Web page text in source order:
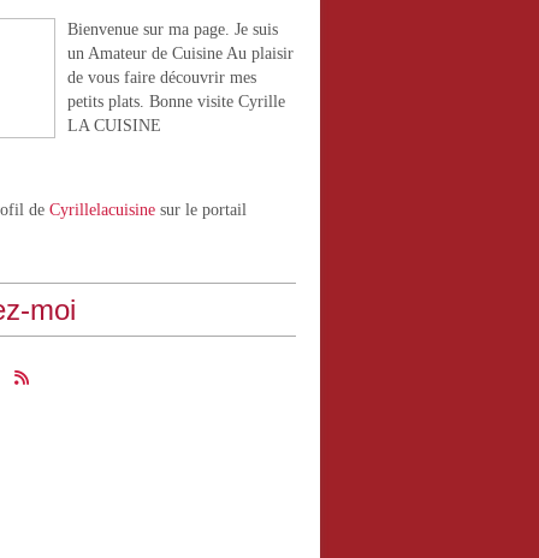
Bienvenue sur ma page. Je suis
un Amateur de Cuisine Au plaisir
de vous faire découvrir mes
petits plats. Bonne visite Cyrille
LA CUISINE
de Cyrillelacuisine sur le portail
moi